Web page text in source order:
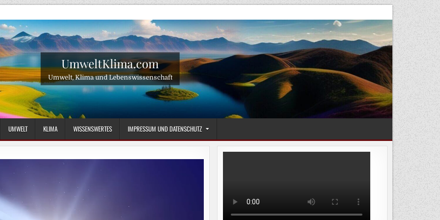
UmweltKlima.com
Umwelt, Klima und Lebenswissenschaft
UMWELT KLIMA WISSENSWERTES IMPRESSUM UND DATENSCHUTZ